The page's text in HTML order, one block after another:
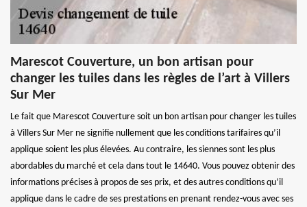
Marescot Couverture, un bon artisan pour
changer les tuiles dans les règles de l’art à Villers
Sur Mer
Le fait que Marescot Couverture soit un bon artisan pour changer les tuiles
à Villers Sur Mer ne signifie nullement que les conditions tarifaires qu’il
applique soient les plus élevées. Au contraire, les siennes sont les plus
abordables du marché et cela dans tout le 14640. Vous pouvez obtenir des
informations précises à propos de ses prix, et des autres conditions qu’il
applique dans le cadre de ses prestations en prenant rendez-vous avec ses